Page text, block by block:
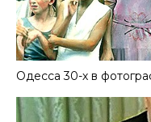
Одесса 30-х в